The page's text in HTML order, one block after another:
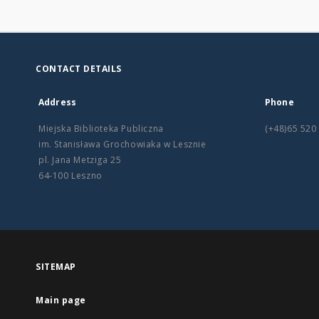
CONTACT DETAILS
Address
Miejska Biblioteka Publiczna
im. Stanisława Grochowiaka w Lesznie
pl. Jana Metziga 25
64-100 Leszno
Phone
(+48)65 520
SITEMAP
Main page